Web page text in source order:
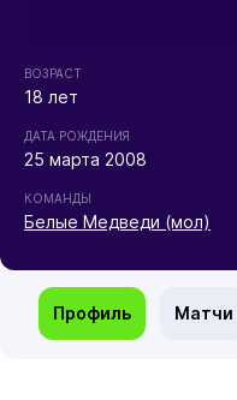
ВОЗРАСТ
18 лет
ДАТА РОЖДЕНИЯ
25 марта 2008
КОМАНДЫ
Белые Медведи (мол)
Профиль Матчи